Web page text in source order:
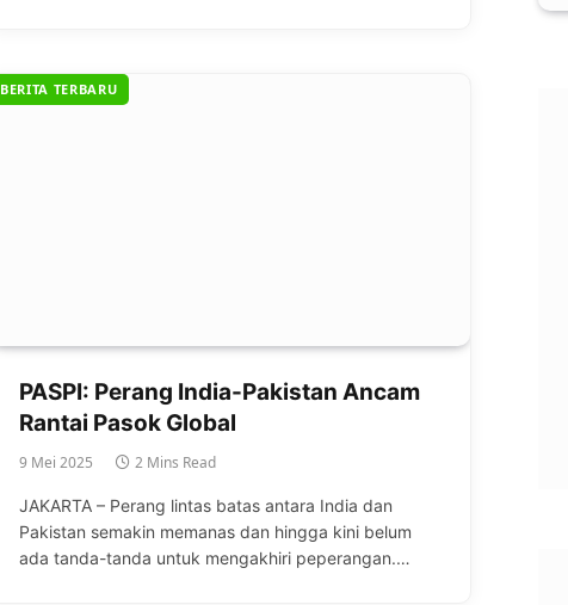
BERITA TERBARU
PASPI: Perang India-Pakistan Ancam
Rantai Pasok Global
9 Mei 2025 2 Mins Read
JAKARTA – Perang lintas batas antara India dan
Pakistan semakin memanas dan hingga kini belum
ada tanda-tanda untuk mengakhiri peperangan.…